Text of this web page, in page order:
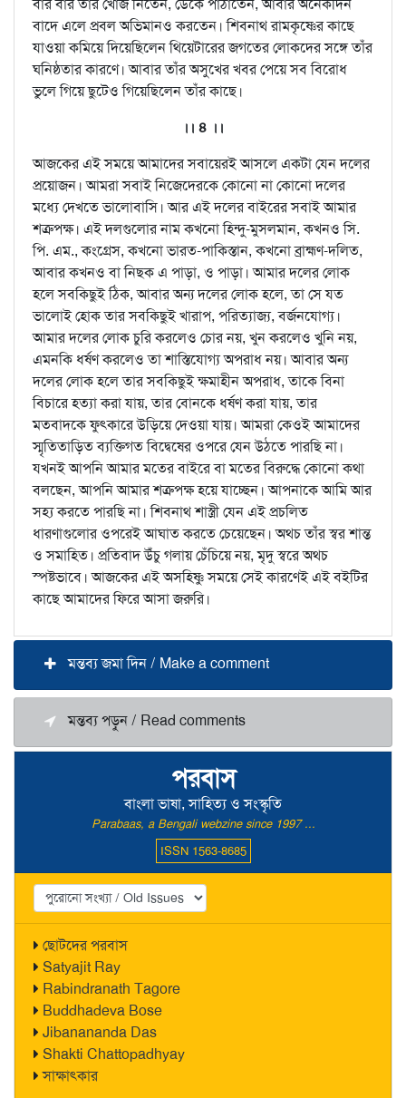
পরবাস
বাংলা ভাষা, সাহিত্য ও সংস্কৃতি
Parabaas, a Bengali webzine since 1997 ...
ISSN 1563-8685
ছোটদের পরবাস
Satyajit Ray
Rabindranath Tagore
Buddhadeva Bose
Jibanananda Das
Shakti Chattopadhyay
সাক্ষাৎকার
বার বার তাঁর খোঁজ নিতেন, ডেকে পাঠাতেন, আবার অনেকদিন
বাদে এলে প্রবল অভিমানও করতেন। শিবনাথ রামকৃষ্ণের কাছে
যাওয়া কমিয়ে দিয়েছিলেন থিয়েটারের জগতের লোকদের সঙ্গে তাঁর
ঘনিষ্ঠতার কারণে। আবার তাঁর অসুখের খবর পেয়ে সব বিরোধ
ভুলে গিয়ে ছুটেও গিয়েছিলেন তাঁর কাছে।
।। ৪ ।।
আজকের এই সময়ে আমাদের সবায়েরই আসলে একটা যেন দলের
প্রয়োজন। আমরা সবাই নিজেদেরকে কোনো না কোনো দলের
মধ্যে দেখতে ভালোবাসি। আর এই দলের বাইরের সবাই আমার
শত্রুপক্ষ। এই দলগুলোর নাম কখনো হিন্দু-মুসলমান, কখনও সি.
পি. এম., কংগ্রেস, কখনো ভারত-পাকিস্তান, কখনো ব্রাহ্মণ-দলিত,
আবার কখনও বা নিছক এ পাড়া, ও পাড়া। আমার দলের লোক
হলে সবকিছুই ঠিক, আবার অন্য দলের লোক হলে, তা সে যত
ভালোই হোক তার সবকিছুই খারাপ, পরিত্যাজ্য, বর্জনযোগ্য।
আমার দলের লোক চুরি করলেও চোর নয়, খুন করলেও খুনি নয়,
এমনকি ধর্ষণ করলেও তা শাস্তিযোগ্য অপরাধ নয়। আবার অন্য
দলের লোক হলে তার সবকিছুই ক্ষমাহীন অপরাধ, তাকে বিনা
বিচারে হত্যা করা যায়, তার বোনকে ধর্ষণ করা যায়, তার
মতবাদকে ফুৎকারে উড়িয়ে দেওয়া যায়। আমরা কেওই আমাদের
স্মৃতিতাড়িত ব্যক্তিগত বিদ্বেষের ওপরে যেন উঠতে পারছি না।
যখনই আপনি আমার মতের বাইরে বা মতের বিরুদ্ধে কোনো কথা
বলছেন, আপনি আমার শত্রুপক্ষ হয়ে যাচ্ছেন। আপনাকে আমি আর
সহ্য করতে পারছি না। শিবনাথ শাস্ত্রী যেন এই প্রচলিত
ধারণাগুলোর ওপরেই আঘাত করতে চেয়েছেন। অথচ তাঁর স্বর শান্ত
ও সমাহিত। প্রতিবাদ উঁচু গলায় চেঁচিয়ে নয়, মৃদু স্বরে অথচ
স্পষ্টভাবে। আজকের এই অসহিষ্ণু সময়ে সেই কারণেই এই বইটির
কাছে আমাদের ফিরে আসা জরুরি।
মন্তব্য জমা দিন / Make a comment
মন্তব্য পড়ুন / Read comments